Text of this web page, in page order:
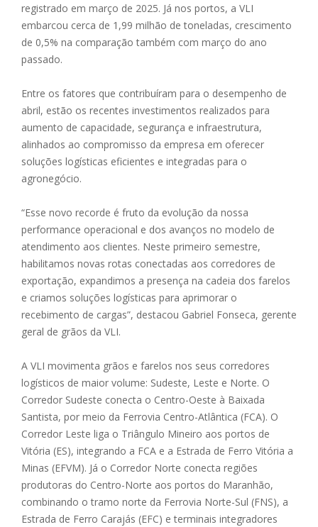
registrado em março de 2025. Já nos portos, a VLI
embarcou cerca de 1,99 milhão de toneladas, crescimento
de 0,5% na comparação também com março do ano
passado.
Entre os fatores que contribuíram para o desempenho de
abril, estão os recentes investimentos realizados para
aumento de capacidade, segurança e infraestrutura,
alinhados ao compromisso da empresa em oferecer
soluções logísticas eficientes e integradas para o
agronegócio.
“Esse novo recorde é fruto da evolução da nossa
performance operacional e dos avanços no modelo de
atendimento aos clientes. Neste primeiro semestre,
habilitamos novas rotas conectadas aos corredores de
exportação, expandimos a presença na cadeia dos farelos
e criamos soluções logísticas para aprimorar o
recebimento de cargas”, destacou Gabriel Fonseca, gerente
geral de grãos da VLI.
A VLI movimenta grãos e farelos nos seus corredores
logísticos de maior volume: Sudeste, Leste e Norte. O
Corredor Sudeste conecta o Centro-Oeste à Baixada
Santista, por meio da Ferrovia Centro-Atlântica (FCA). O
Corredor Leste liga o Triângulo Mineiro aos portos de
Vitória (ES), integrando a FCA e a Estrada de Ferro Vitória a
Minas (EFVM). Já o Corredor Norte conecta regiões
produtoras do Centro-Norte aos portos do Maranhão,
combinando o tramo norte da Ferrovia Norte-Sul (FNS), a
Estrada de Ferro Carajás (EFC) e terminais integradores